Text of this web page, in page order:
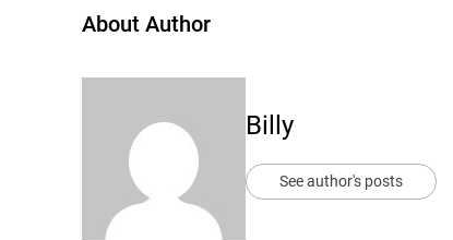
About Author
Billy
See author's posts